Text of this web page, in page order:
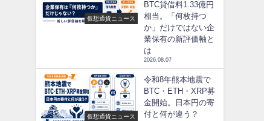
仮想通貨ニュース
BTC貸借料1.33億円
相当。「何枚持つ
か」だけではない企
業保有の新評価軸と
は
2026.08.07
仮想通貨ニュース
令和8年熊本地震で
BTC・ETH・XRP募
金開始。日本円の寄
付と何が違う？